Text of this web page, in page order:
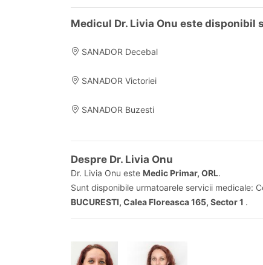
Medicul Dr. Livia Onu este disponibil
SANADOR Decebal
SANADOR Victoriei
SANADOR Buzesti
Despre Dr. Livia Onu
Dr. Livia Onu este Medic Primar, ORL.
Sunt disponibile urmatoarele servicii medicale:
BUCURESTI, Calea Floreasca 165, Sector 1 .